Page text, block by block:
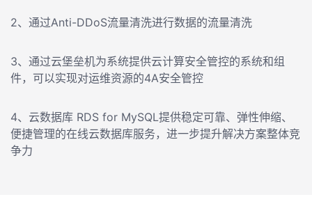
2、通过Anti-DDoS流量清洗进行数据的流量清洗
3、通过云堡垒机为系统提供云计算安全管控的系统和组
件，可以实现对运维资源的4A安全管控
4、云数据库 RDS for MySQL提供稳定可靠、弹性伸缩、
便捷管理的在线云数据库服务，进一步提升解决方案整体竞
争力